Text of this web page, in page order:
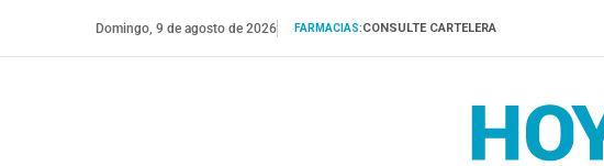
Domingo, 9 de agosto de 2026 FARMACIAS:CONSULTE CARTELERA